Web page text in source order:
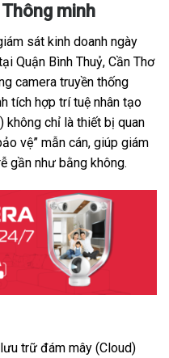
minh
sát kinh doanh ngày
Quận Bình Thuỷ, Cần Thơ
camera truyền thống
tích hợp trí tuệ nhân tạo
không chỉ là thiết bị quan
vệ” mẫn cán, giúp giám
gần như bằng không.
trữ đám mây (Cloud)